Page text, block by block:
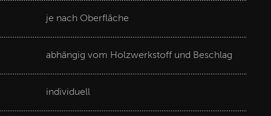
je nach Oberfläche
abhängig vom Holzwerkstoff und Beschlag
individuell